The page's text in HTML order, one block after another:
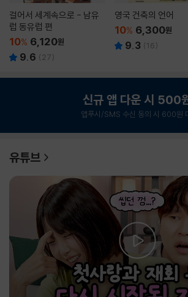
걸어서 세계속으로 - 남유
럽 동유럽 편
10% 6,120원
9.6 ( 27)
영국 건축의 언어
10% 6,300원
9.3 (16)
신규 앱 다운 시 500
앱푸시/SMS 수신 동의 시 600원
유튜브